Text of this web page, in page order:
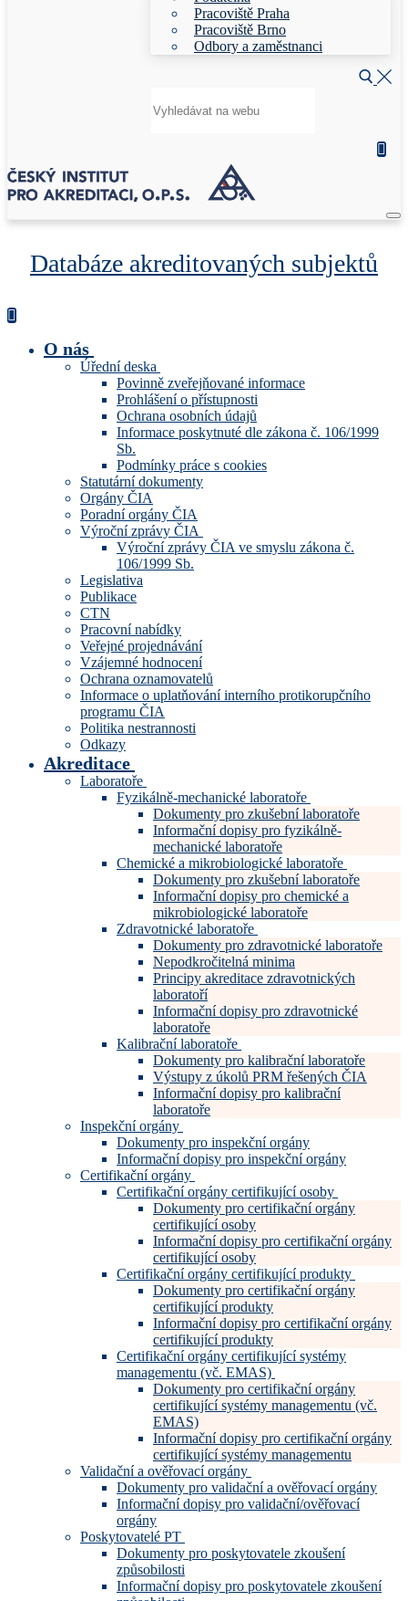
Pracoviště Praha
Pracoviště Brno
Odbory a zaměstnanci
Databáze akreditovaných subjektů
O nás
Úřední deska
Povinně zveřejňované informace
Prohlášení o přístupnosti
Ochrana osobních údajů
Informace poskytnuté dle zákona č. 106/1999
Sb.
Podmínky práce s cookies
Statutární dokumenty
Orgány ČIA
Poradní orgány ČIA
Výroční zprávy ČIA
Výroční zprávy ČIA ve smyslu zákona č.
106/1999 Sb.
Legislativa
Publikace
CTN
Pracovní nabídky
Veřejné projednávání
Vzájemné hodnocení
Ochrana oznamovatelů
Informace o uplatňování interního protikorupčního
programu ČIA
Politika nestrannosti
Odkazy
Akreditace
Laboratoře
Fyzikálně-mechanické laboratoře
Dokumenty pro zkušební laboratoře
Informační dopisy pro fyzikálně-
mechanické laboratoře
Chemické a mikrobiologické laboratoře
Dokumenty pro zkušební laboratoře
Informační dopisy pro chemické a
mikrobiologické laboratoře
Zdravotnické laboratoře
Dokumenty pro zdravotnické laboratoře
Nepodkročitelná minima
Principy akreditace zdravotnických
laboratoří
Informační dopisy pro zdravotnické
laboratoře
Kalibrační laboratoře
Dokumenty pro kalibrační laboratoře
Výstupy z úkolů PRM řešených ČIA
Informační dopisy pro kalibrační
laboratoře
Inspekční orgány
Dokumenty pro inspekční orgány
Informační dopisy pro inspekční orgány
Certifikační orgány
Certifikační orgány certifikující osoby
Dokumenty pro certifikační orgány
certifikující osoby
Informační dopisy pro certifikační orgány
certifikující osoby
Certifikační orgány certifikující produkty
Dokumenty pro certifikační orgány
certifikující produkty
Informační dopisy pro certifikační orgány
certifikující produkty
Certifikační orgány certifikující systémy
managementu (vč. EMAS)
Dokumenty pro certifikační orgány
certifikující systémy managementu (vč.
EMAS)
Informační dopisy pro certifikační orgány
certifikující systémy managementu
Validační a ověřovací orgány
Dokumenty pro validační a ověřovací orgány
Informační dopisy pro validační/ověřovací
orgány
Poskytovatelé PT
Dokumenty pro poskytovatele zkoušení
způsobilosti
Informační dopisy pro poskytovatele zkoušení